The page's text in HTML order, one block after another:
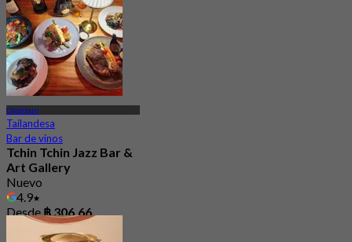
Chonburi
Tailandesa
Bar de vinos
Tchin Tchin Jazz Bar &
Art Gallery
Nuevo
4.9
Desde฿ 306.66